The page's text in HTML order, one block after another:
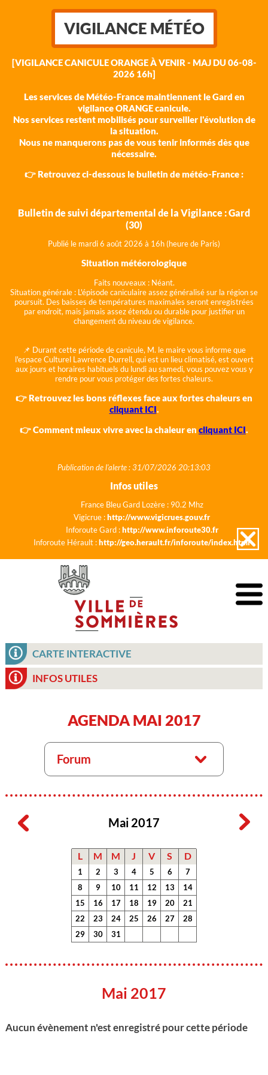
VIGILANCE MÉTÉO
[VIGILANCE CANICULE ORANGE À VENIR - MAJ DU 06-08-
2026 16h]
Les services de Météo-France maintiennent le Gard en
vigilance ORANGE canicule.
Nos services restent mobilisés pour surveiller l'évolution de
la situation.
Nous ne manquerons pas de vous tenir informés dès que
nécessaire.
👉 Retrouvez ci-dessous le bulletin de météo-France :
Bulletin de suivi départemental de la Vigilance : Gard
(30)
Publié le mardi 6 août 2026 à 16h (heure de Paris)
Situation météorologique
Faits nouveaux : Néant.
Situation générale : L'épisode caniculaire assez généralisé sur la région se
poursuit. Des baisses de températures maximales seront enregistrées
par endroit, mais jamais assez étendu ou durable pour justifier un
changement du niveau de vigilance.
📌 Durant cette période de canicule, M. le maire vous informe que
l'espace Culturel Lawrence Durrell, qui est un lieu climatisé, est ouvert
aux jours et horaires habituels du lundi au samedi, vous pouvez vous y
rendre pour vous protéger des fortes chaleurs.
👉 Retrouvez les bons réflexes face aux fortes chaleurs en
cliquant ICI.
👉 Comment mieux vivre avec la chaleur en cliquant ICI.
Publication de l'alerte : 31/07/2026 20:13:03
Infos utiles
France Bleu Gard Lozère : 90.2 Mhz
Vigicrue :http://www.vigicrues.gouv.fr
Inforoute Gard :http://www.inforoute30.fr
Inforoute Hérault :http://geo.herault.fr/inforoute/index.html
CARTE INTERACTIVE
INFOS UTILES
AGENDA MAI 2017
Forum
Mai 2017
L M M J V S D
1 2 3 4 5 6
7
8
9 10 11 12 13
14
15
16 17 18 19 20
21
22
23 24 25 26 27
28
29
30 31
Mai 2017
Aucun évènement n'est enregistré pour cette période